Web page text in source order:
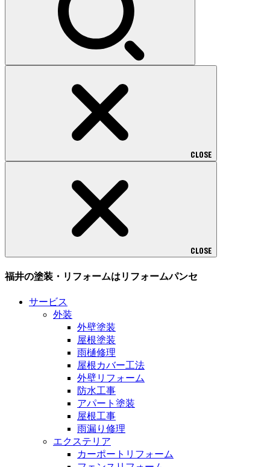
CLOSE
CLOSE
福井の塗装・リフォームはリフォームパンセ
サービス
外装
外壁塗装
屋根塗装
雨樋修理
屋根カバー工法
外壁リフォーム
防水工事
アパート塗装
屋根工事
雨漏り修理
エクステリア
カーポートリフォーム